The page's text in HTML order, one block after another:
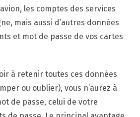
les comptes des services
mais aussi d’autres données
et mot de passe de vos cartes
à retenir toutes ces données
ou oublier), vous n’aurez à
de passe, celui de votre